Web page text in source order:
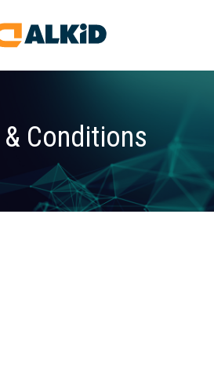
Conditions